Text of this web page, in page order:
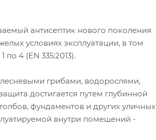
антисептик нового поколения
условиях эксплуатации, в том
4 (EN 335:2013).
грибами, водорослями,
достигается путем глубинной
фундаментов и других уличных
внутри помещений -